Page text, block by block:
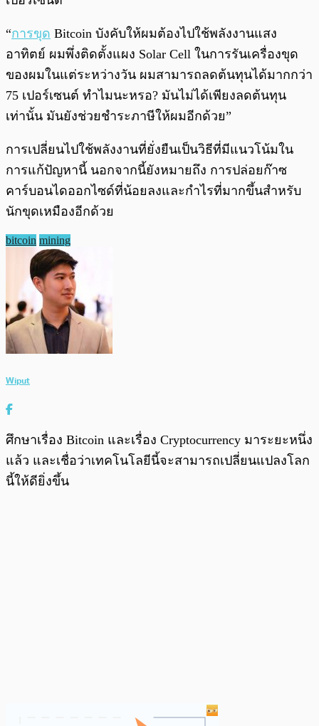
“การขุด Bitcoin บังคับให้ผมต้องไปใช้พลังงานแสง
อาทิตย์ ผมพึ่งติดตั้งแผง Solar Cell ในการรันเครื่องขุด
ของผมในแต่ระหว่างวัน ผมสามารถลดต้นทุนได้มากกว่า
75 เปอร์เซนต์ ทำไมนะหรอ? มันไม่ได้เพียงลดต้นทุน
เท่านั้น มันยังช่วยชำระภาษีให้ผมอีกด้วย”
การเปลี่ยนไปใช้พลังงานที่ยั่งยืนเป็นวิธีที่มีแนวโน้มใน
การแก้ปัญหานี้ นอกจากนี้ยังหมายถึง การปล่อยก๊าซ
คาร์บอนไดออกไซด์ที่น้อยลงและกำไรที่มากขึ้นสำหรับ
นักขุดเหมืองอีกด้วย
bitcoin mining
Wiput
ศึกษาเรื่อง Bitcoin และเรื่อง Cryptocurrency มาระยะหนึ่ง
แล้ว และเชื่อว่าเทคโนโลยีนี้จะสามารถเปลี่ยนแปลงโลก
นี้ให้ดียิ่งขึ้น